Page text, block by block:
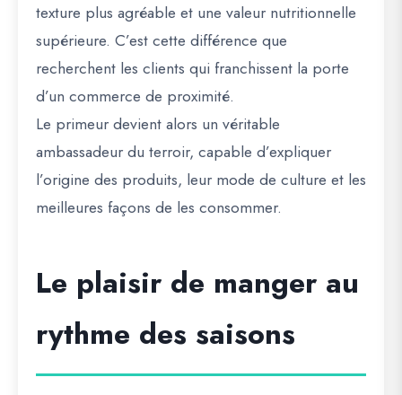
texture plus agréable et une valeur nutritionnelle
supérieure. C’est cette différence que
recherchent les clients qui franchissent la porte
d’un commerce de proximité.
Le primeur devient alors un véritable
ambassadeur du terroir, capable d’expliquer
l’origine des produits, leur mode de culture et les
meilleures façons de les consommer.
Le plaisir de manger au
rythme des saisons